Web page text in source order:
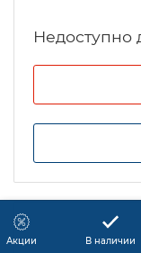
Акции В наличии